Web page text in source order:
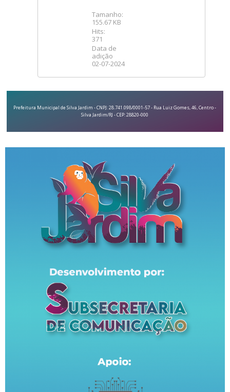
Tamanho:
155.67 KB
Hits:
371
Data de
adição
02-07-2024
Prefeitura Municipal de Silva Jardim - CNPJ: 28.741.098/0001-57 - Rua Luiz Gomes, 46, Centro -
Silva Jardim/RJ - CEP: 28820-000